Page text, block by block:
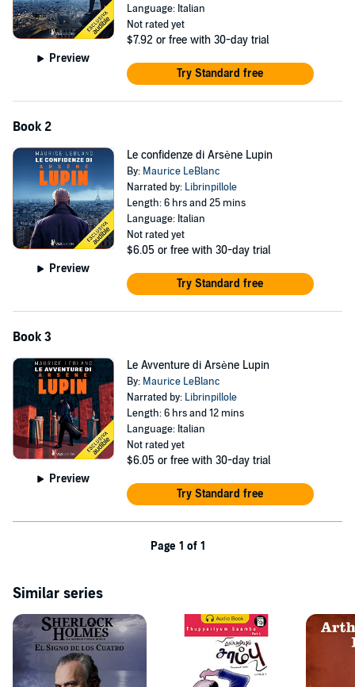
Preview
Language: Italian
Not rated yet
$7.92 or free with 30-day trial
Try Standard free
Book 2
Preview
Le confidenze di Arsène Lupin
By: Maurice LeBlanc
Narrated by: Librinpillole
Length: 6 hrs and 25 mins
Language: Italian
Not rated yet
$6.05 or free with 30-day trial
Try Standard free
Book 3
Preview
Le Avventure di Arsène Lupin
By: Maurice LeBlanc
Narrated by: Librinpillole
Length: 6 hrs and 12 mins
Language: Italian
Not rated yet
$6.05 or free with 30-day trial
Try Standard free
Page 1 of 1
Similar series